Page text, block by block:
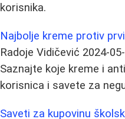
korisnika.
Najbolje kreme protiv
Radoje Vidičević 2024-
Saznajte koje kreme i
korisnica i savete za
Saveti za kupovinu